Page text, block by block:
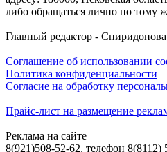
либо обращаться лично по тому
Главный редактор -
Соглашение об использовании
Политика конфиденциальности
Согласие на обработку
Прайс-лист на размещение
Реклама на сайте
8(921)508-52-62, телефон 8(8112)